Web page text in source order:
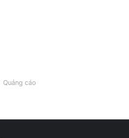
Quảng cáo